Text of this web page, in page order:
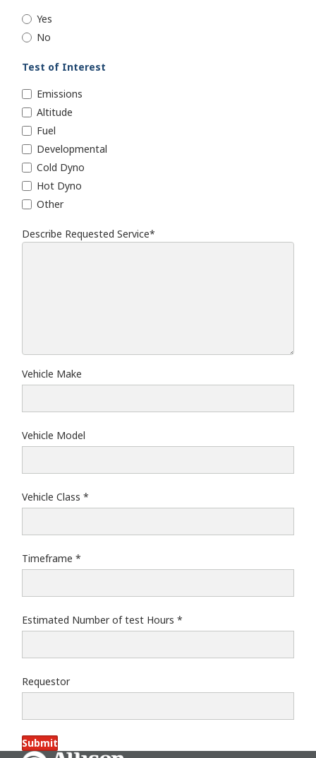
Yes
No
Test of Interest
Emissions
Altitude
Fuel
Developmental
Cold Dyno
Hot Dyno
Other
Describe Requested Service*
Vehicle Make
Vehicle Model
Vehicle Class
Timeframe
Estimated Number of test Hours
Requestor
Submit